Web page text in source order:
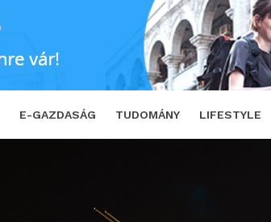
E-GAZDASÁG TUDOMÁNY LIFESTYLE
szállít üzleti felhasználók